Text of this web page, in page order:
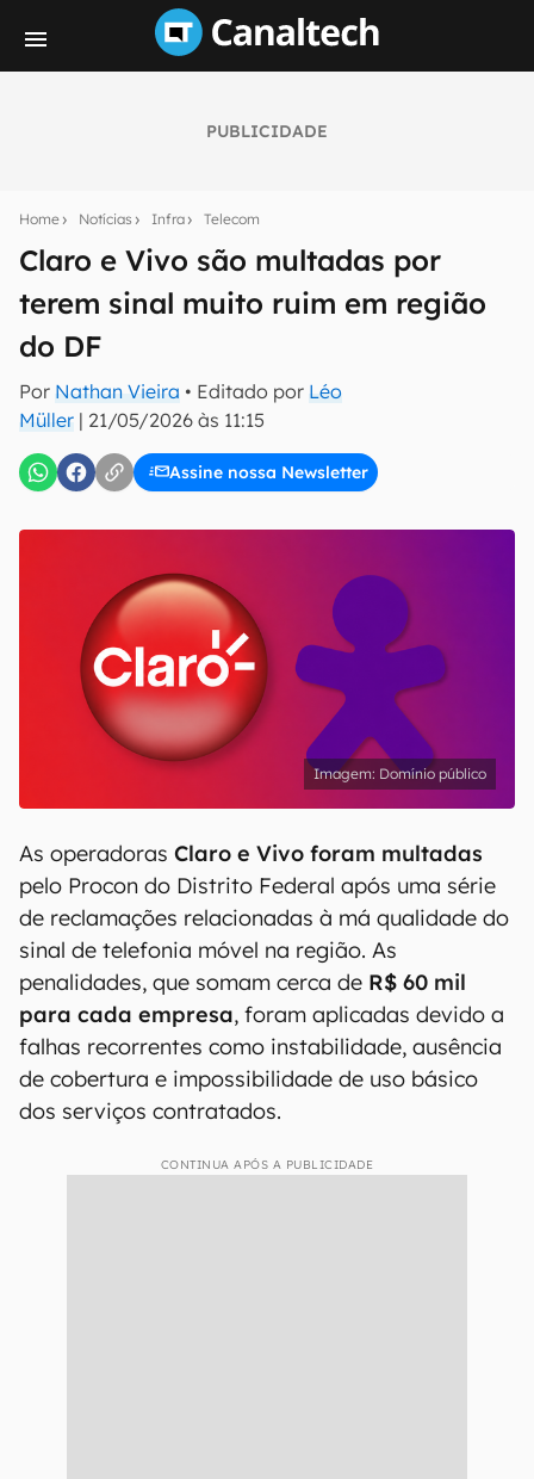
PUBLICIDADE
Home Notícias Infra Telecom
Claro e Vivo são multadas por
terem sinal muito ruim em região
do DF
Por Nathan Vieira • Editado por Léo
Müller | 21/05/2026 às 11:15
Assine nossa Newsletter
notícias e reviews sobre tecnologia em primeira
E-mail
inscreva-se
Confirmo que li, aceito e concordo com os Termos de
Uso e Política de Privacidade do Canaltech.
Domínio público
As operadoras Claro e Vivo foram multadas
pelo Procon do Distrito Federal após uma série
de reclamações relacionadas à má qualidade do
sinal de telefonia móvel na região. As
penalidades, que somam cerca de R$ 60 mil
para cada empresa, foram aplicadas devido a
falhas recorrentes como instabilidade, ausência
de cobertura e impossibilidade de uso básico
dos serviços contratados.
CONTINUA APÓS A PUBLICIDADE